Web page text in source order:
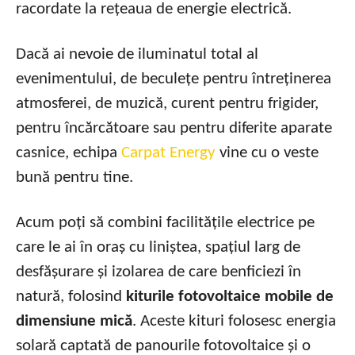
racordate la rețeaua de energie electrică.
Dacă ai nevoie de iluminatul total al
evenimentului, de beculețe pentru întreținerea
atmosferei, de muzică, curent pentru frigider,
pentru încărcătoare sau pentru diferite aparate
casnice, echipa Carpat Energy vine cu o veste
bună pentru tine.
Acum poți să combini facilitățile electrice pe
care le ai în oraș cu liniștea, spațiul larg de
desfășurare și izolarea de care benficiezi în
natură, folosind kiturile fotovoltaice mobile de
dimensiune mică. Aceste kituri folosesc energia
solară captată de panourile fotovoltaice și o